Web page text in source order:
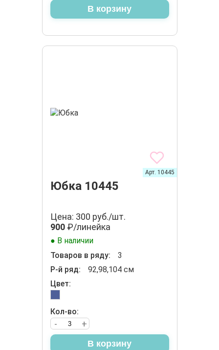
В корзину
Юбка 10445
Арт. 10445
Цена: 300 руб./шт.
900₽/линейка
● В наличии
Товаров в ряду:
3
Р-й ряд:
92,98,104 см
Цвет:
Кол-во:
+
-
В корзину